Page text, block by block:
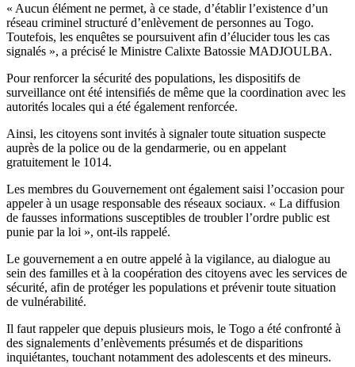
« Aucun élément ne permet, à ce stade, d’établir l’existence d’un
réseau criminel structuré d’enlèvement de personnes au Togo.
Toutefois, les enquêtes se poursuivent afin d’élucider tous les cas
signalés », a précisé le Ministre Calixte Batossie MADJOULBA.
Pour renforcer la sécurité des populations, les dispositifs de
surveillance ont été intensifiés de même que la coordination avec les
autorités locales qui a été également renforcée.
Ainsi, les citoyens sont invités à signaler toute situation suspecte
auprès de la police ou de la gendarmerie, ou en appelant
gratuitement le 1014.
Les membres du Gouvernement ont également saisi l’occasion pour
appeler à un usage responsable des réseaux sociaux. « La diffusion
de fausses informations susceptibles de troubler l’ordre public est
punie par la loi », ont-ils rappelé.
Le gouvernement a en outre appelé à la vigilance, au dialogue au
sein des familles et à la coopération des citoyens avec les services de
sécurité, afin de protéger les populations et prévenir toute situation
de vulnérabilité.
Il faut rappeler que depuis plusieurs mois, le Togo a été confronté à
des signalements d’enlèvements présumés et de disparitions
inquiétantes, touchant notamment des adolescents et des mineurs.